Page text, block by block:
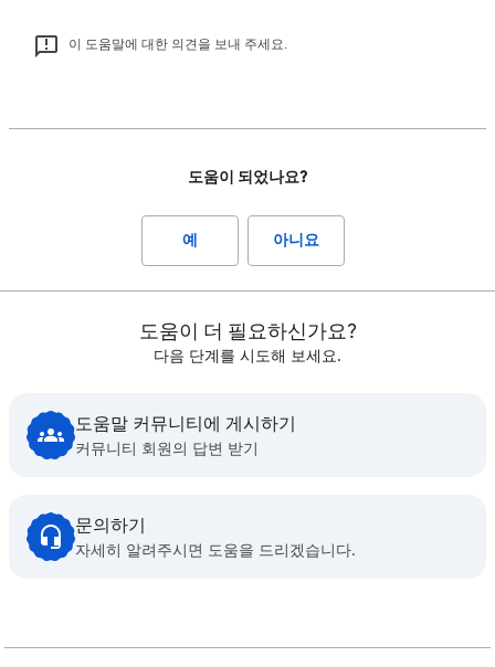
이 도움말에 대한 의견을 보내 주세요.
도움이 되었나요?
예 아니요
도움이 더 필요하신가요?
다음 단계를 시도해 보세요.
도움말 커뮤니티에 게시하기
커뮤니티 회원의 답변 받기
문의하기
자세히 알려주시면 도움을 드리겠습니다.